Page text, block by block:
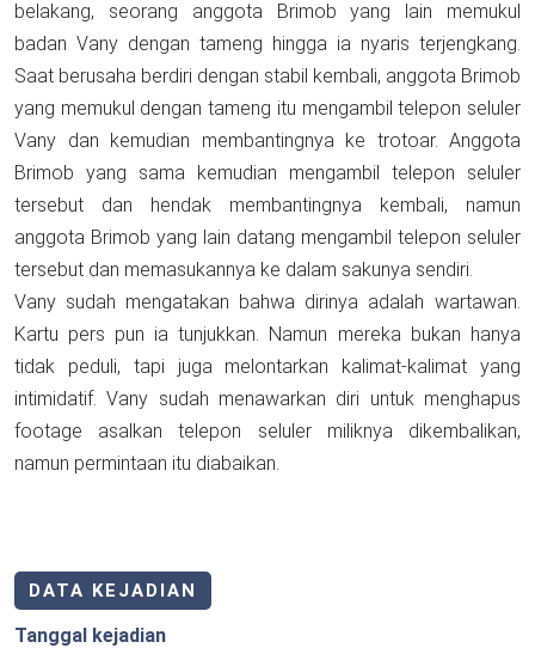
belakang, seorang anggota Brimob yang lain memukul
badan Vany dengan tameng hingga ia nyaris terjengkang.
Saat berusaha berdiri dengan stabil kembali, anggota Brimob
yang memukul dengan tameng itu mengambil telepon seluler
Vany dan kemudian membantingnya ke trotoar. Anggota
Brimob yang sama kemudian mengambil telepon seluler
tersebut dan hendak membantingnya kembali, namun
anggota Brimob yang lain datang mengambil telepon seluler
tersebut dan memasukannya ke dalam sakunya sendiri.
Vany sudah mengatakan bahwa dirinya adalah wartawan.
Kartu pers pun ia tunjukkan. Namun mereka bukan hanya
tidak peduli, tapi juga melontarkan kalimat-kalimat yang
intimidatif. Vany sudah menawarkan diri untuk menghapus
footage asalkan telepon seluler miliknya dikembalikan,
namun permintaan itu diabaikan.
DATA KEJADIAN
Tanggal kejadian